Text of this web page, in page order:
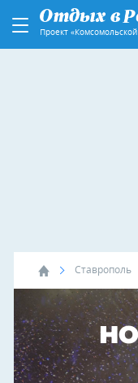
Проект
Ставрополь